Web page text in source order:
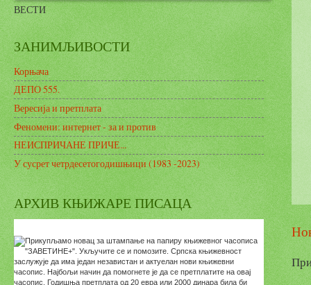
ВЕСТИ
ЗАНИМЉИВОСТИ
Корњача
ДЕПО 555.
Вересија и претплата
Феномени: интернет - за и против
НЕИСПРИЧАНЕ ПРИЧЕ...
У сусрет четрдесетогодишњици (1983 -2023)
АРХИВ КЊИЖАРЕ ПИСАЦА